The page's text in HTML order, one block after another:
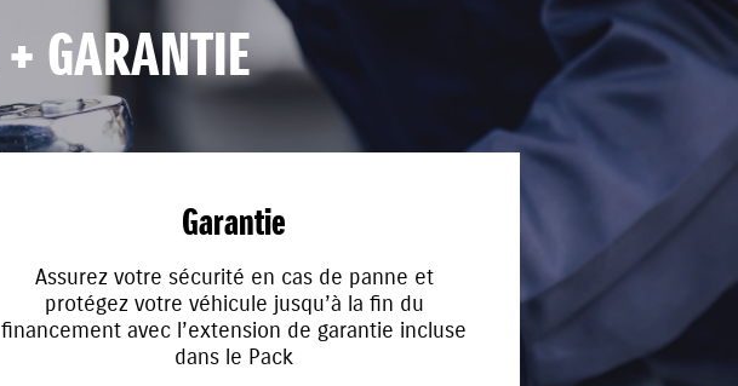
+ GARANTIE
Garantie
Assurez votre sécurité en cas de panne et
protégez votre véhicule jusqu’à la fin du
financement avec l’extension de garantie incluse
dans le Pack